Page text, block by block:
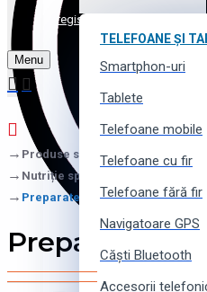
Voucher cadou
Contacte
TELEFOANE ȘI
Smartphon-uri
Tablete
Telefoane mobile
Telefoane cu fir
Telefoane fără fir
Navigatoare GPS
Căști Bluetooth
Accesorii
Înregistrare
Menu
Produse sportive, pentru
Nutriție sportivă
Preparate pentru articulații
Preparate